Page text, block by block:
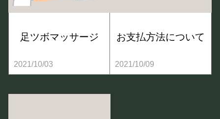
足ツボマッサージ
2021/10/03
お支払方法について
2021/10/09